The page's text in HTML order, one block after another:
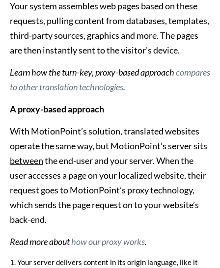
Your system assembles web pages based on these
requests, pulling content from databases, templates,
third-party sources, graphics and more. The pages
are then instantly sent to the visitor's device.
Learn how the turn-key, proxy-based approachcompares
to other translation technologies.
A proxy-based approach
With MotionPoint’s solution, translated websites
operate the same way, but MotionPoint’s server sits
betweenthe end-user and your server. When the
user accesses a page on your localized website, their
request goes to MotionPoint’s proxy technology,
which sends the page request on to your website’s
back-end.
Read more abouthow our proxy works.
Your server delivers content in its origin language, like it